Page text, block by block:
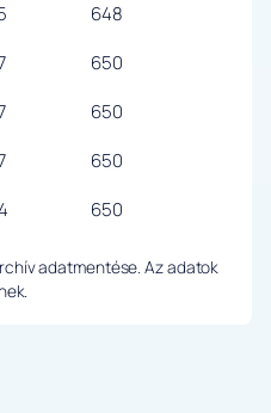
648
650
650
650
650
adatmentése. Az adatok